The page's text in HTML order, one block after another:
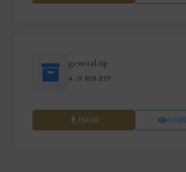
general.zip
4.78 MB· ZIP
İNDIR